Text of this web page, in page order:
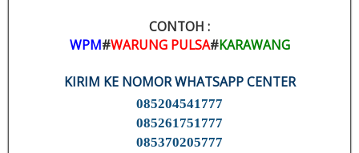
CONTOH :
WPM#WARUNG PULSA#KARAWANG
KIRIM KE NOMOR WHATSAPP CENTER
085204541777
085261751777
085370205777